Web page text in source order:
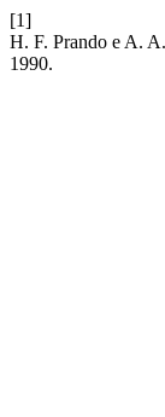
[1]
H. F. Prando e A.
1990.